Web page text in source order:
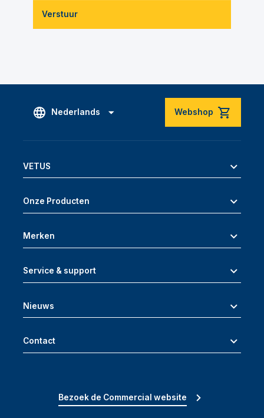
Verstuur
Nederlands Webshop
VETUS
Onze Producten
Merken
Service & support
Nieuws
Contact
Bezoek de Commercial website